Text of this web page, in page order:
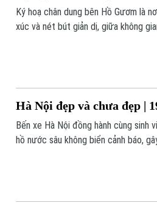
Ký hoạ chân dung bên Hồ Gươm là
xúc và nét bút giản dị, giữa không
Hà Nội đẹp và chưa đẹp |
Bến xe Hà Nội đồng hành cùng
hồ nước sâu không biển cảnh báo,